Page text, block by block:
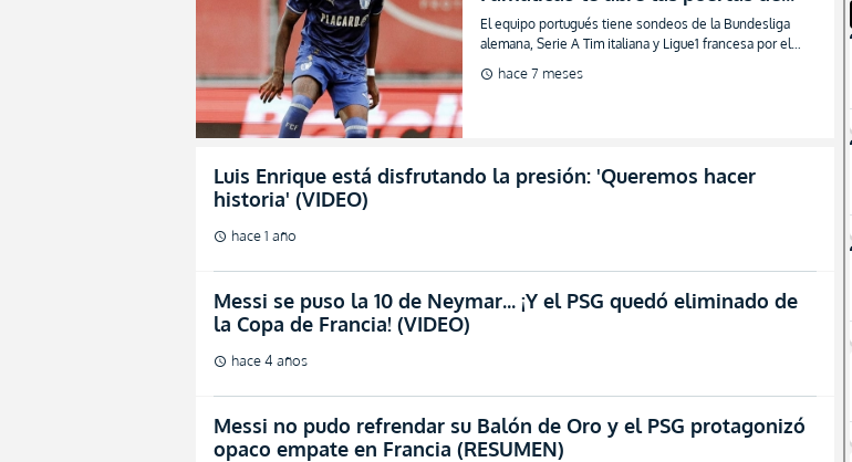
ligas más poderosas en Europa
(FOTO)
El equipo portugués tiene sondeos de la Bundesliga
alemana, Serie A Tim italiana y Ligue1 francesa por el
schedule hace 7 meses
Luis Enrique está disfrutando la presión: 'Queremos hacer
historia' (VIDEO)
schedule hace 1 año
Messi se puso la 10 de Neymar… ¡Y el PSG quedó eliminado de
la Copa de Francia! (VIDEO)
schedule hace 4 años
Messi no pudo refrendar su Balón de Oro y el PSG protagonizó
opaco empate en Francia (RESUMEN)